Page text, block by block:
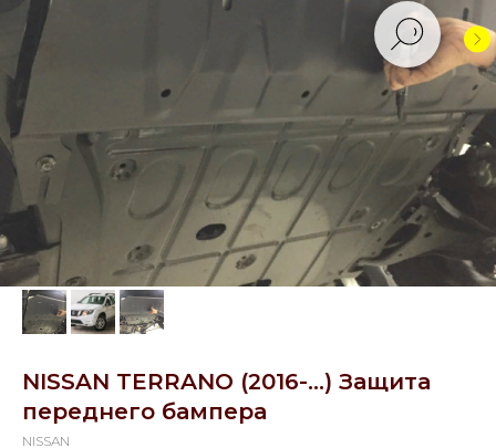
NISSAN TERRANO (2016-...) Защита
переднего бампера
NISSAN